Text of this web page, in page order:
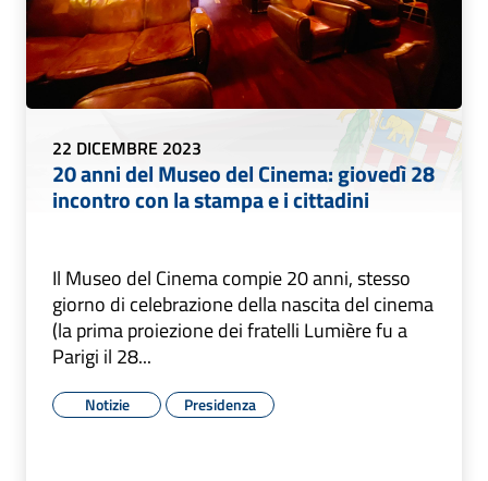
22 DICEMBRE 2023
20 anni del Museo del Cinema: giovedì 28
incontro con la stampa e i cittadini
Il Museo del Cinema compie 20 anni, stesso
giorno di celebrazione della nascita del cinema
(la prima proiezione dei fratelli Lumière fu a
Parigi il 28...
Notizie Presidenza